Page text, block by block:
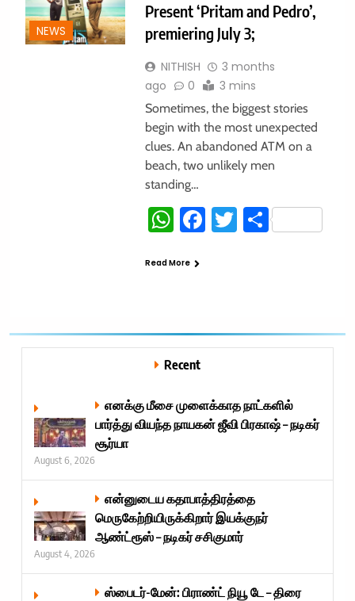
NEWS
Present ‘Pritam and Pedro’,
premiering July 3;
NITHISH
3 months
ago
0 3 mins
Sometimes, the biggest stories
begin with the most unexpected
clues. An abandoned ATM on a
beach, two unlikely men
standing…
WhatsApp
Facebook
TwitterShare
Read More
Recent
எனக்கு மீசை முளைக்காத நாட்களில்
பார்த்து வியந்த நாயகன் ஜீவி பிரகாஷ் – நடிகர்
சூர்யா
August 6, 2026
என்னுடைய கதாபாத்திரத்தை
மெருகேற்றியிருக்கிறார் இயக்குநர்
ஆண்ட்ரூஸ் – நடிகர் சசிகுமார்
August 4, 2026
ஸ்பைடர்-மேன்: பிராண்ட் நியூ டே – திரை